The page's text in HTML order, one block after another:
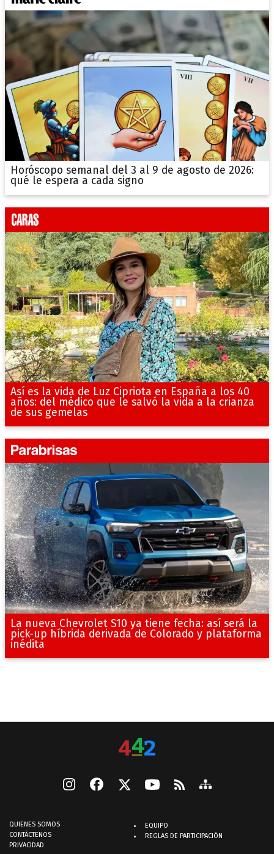
Horóscopo semanal del 3 al 9 de agosto de 2026:
qué le espera a cada signo
Así es la vida de Luz Cipriota en España a los 40
años: del médico que le salvó la vida a la crianza
de sus gemelas
La nueva Chevrolet S10 ya tiene fecha: así será la
pick-up híbrida derivada de Colorado y plataforma
inédita
QUIENES SOMOS
CONTÁCTENOS
PRIVACIDAD
EQUIPO
REGLAS DE PARTICIPACIÓN